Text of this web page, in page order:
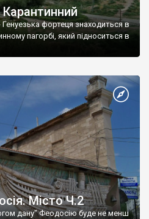
фортеця знаходиться в
пагорбі, який підноситься в
Місто Ч.2
дану" Феодосію буде не менш